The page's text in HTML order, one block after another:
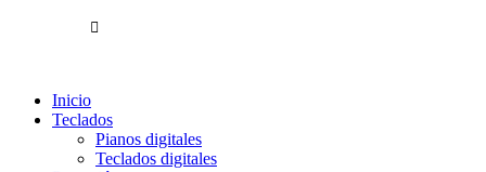
Inicio
Teclados
Pianos digitales
Teclados digitales